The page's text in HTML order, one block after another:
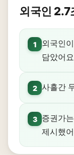
외국인 2.7
1
외국인
담았어
2 사흘간
3
증권가
제시했